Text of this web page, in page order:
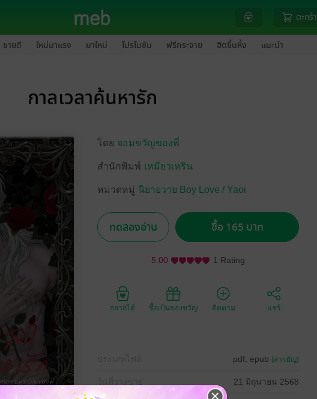
ตะกร้า
ขายดี ใหม่มาแรง มาใหม่ โปรโมชัน ฟรีกระจาย ฮิตขึ้นหิ้ง แนะนำ
กาลเวลาค้นหารัก
โดย จอมขวัญของพี่
สำนักพิมพ์ เหมียวเหริน
หมวดหมู่ นิยายวาย Boy Love / Yaoi
ทดลองอ่าน ซื้อ 165 บาท
5.00 1 Rating
อยากได้ ซื้อเป็นของขวัญ ติดตาม แชร์
pdf, epub (สารบัญ)
21 มิถุนายน 2568